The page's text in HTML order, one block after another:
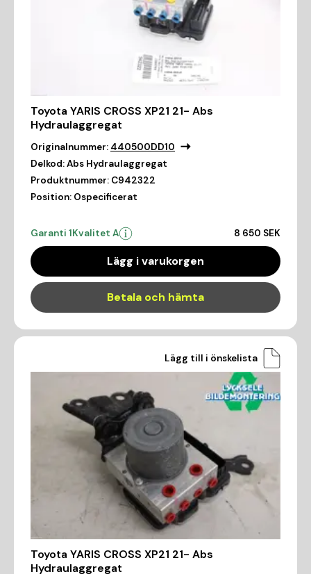
Toyota YARIS CROSS XP21 21- Abs
Hydraulaggregat
Originalnummer: 440500DD10
Delkod:Abs Hydraulaggregat
Produktnummer: C942322
Position: Ospecificerat
Garanti 1Kvalitet A 8 650 SEK
Lägg i varukorgen
Betala och hämta
Lägg till i önskelista
Toyota YARIS CROSS XP21 21- Abs
Hydraulaggregat